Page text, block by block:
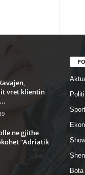
vret klientin
ne gjithe
“Adriatik
Sport
Bota